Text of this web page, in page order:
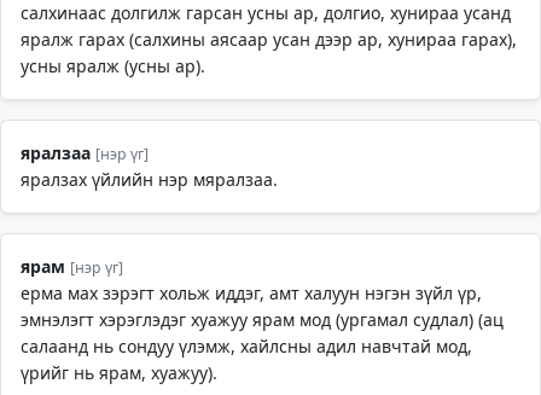
салхинаас долгилж гарсан усны ар, долгио, хунираа усанд
яралж гарах (салхины аясаар усан дээр ар, хунираа гарах),
усны яралж (усны ар).
яралзаа [нэр үг]
яралзах үйлийн нэр мяралзаа.
ярам [нэр үг]
ерма мах зэрэгт хольж иддэг, амт халуун нэгэн зүйл үр,
эмнэлэгт хэрэглэдэг хуажуу ярам мод (ургамал судлал) (ац
салаанд нь сондуу үлэмж, хайлсны адил навчтай мод,
үрийг нь ярам, хуажуу).